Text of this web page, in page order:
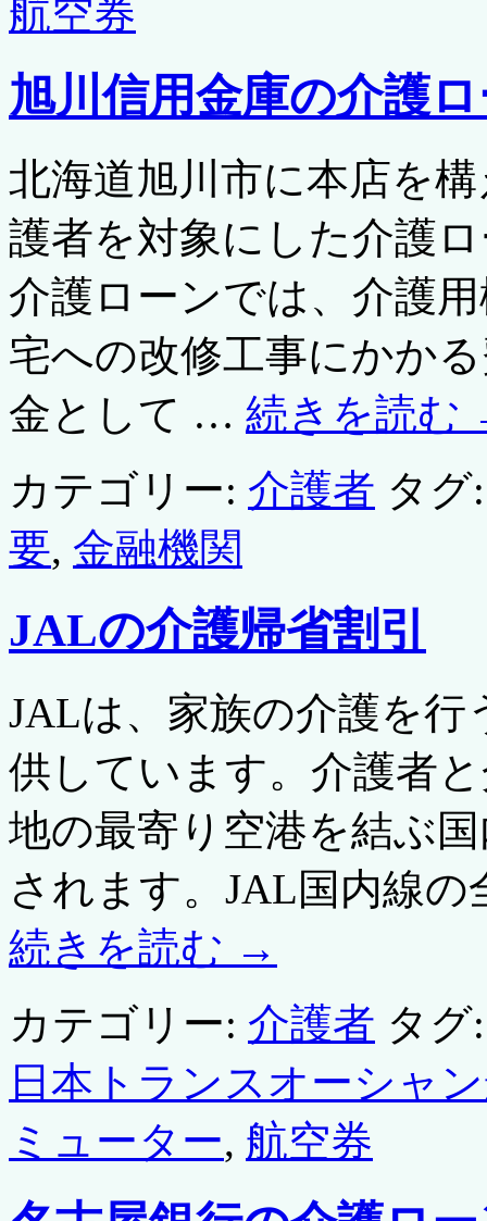
航空券
旭川信用金庫の介護
北海道旭川市に本店を
護者を対象にした介護
介護ローンでは、介護
宅への改修工事にかか
金として … 続きを読む
カテゴリー: 介護者 タグ:
要, 金融機関
JALの介護帰省割引
JALは、家族の介護を行
供しています。介護者
地の最寄り空港を結ぶ
されます。JAL国内線
続きを読む →
カテゴリー: 介護者 タグ:
日本トランスオーシャ
ミューター, 航空券